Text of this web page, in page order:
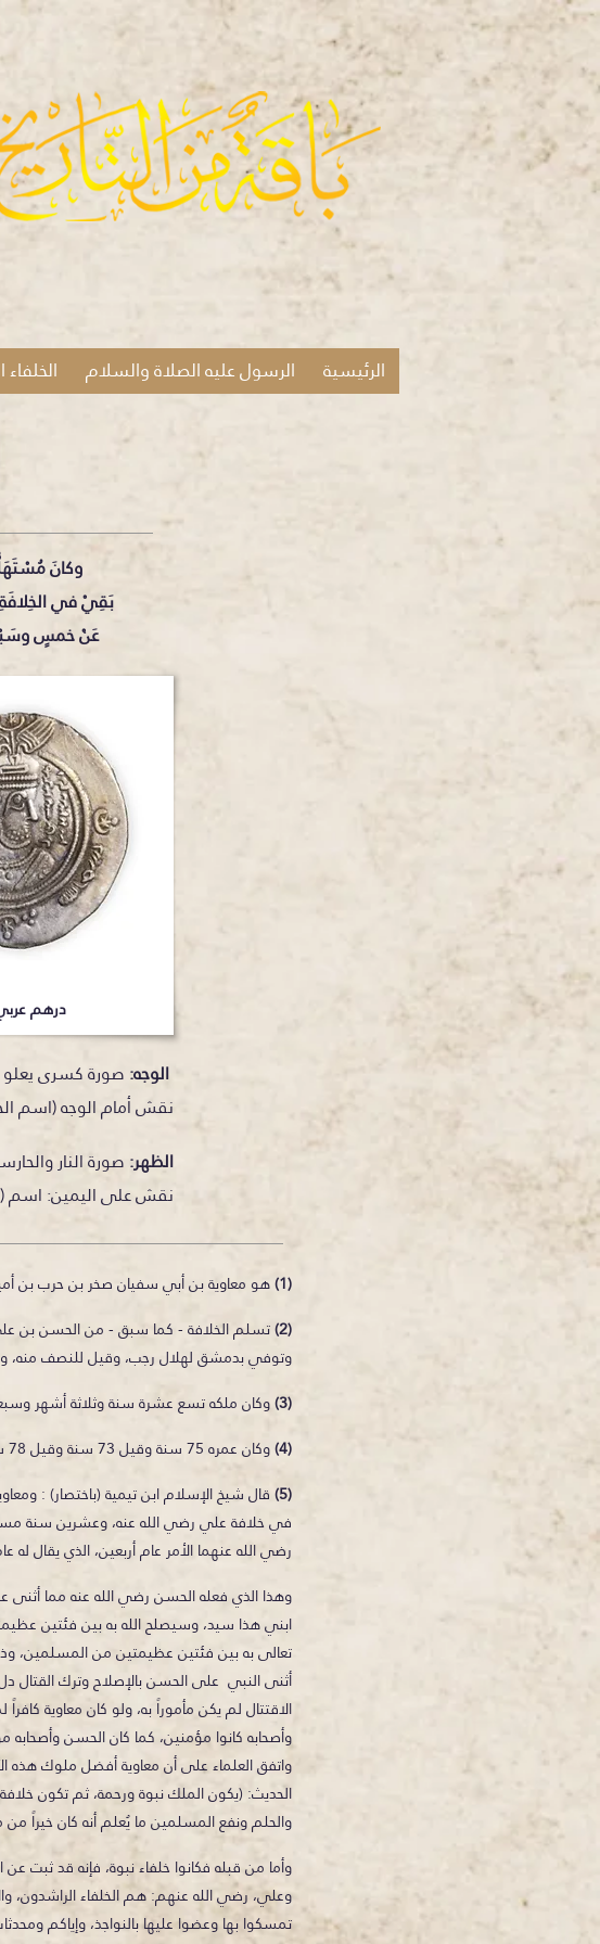
الرسول عليه الصلاة والسلام الرئيسية
وكانَ
بَقِيْ في
عَنْ خمسٍ
درهم
الوجه:صورة كسرى يعلو
نقش أمام الوجه (اسم
الظهر:صورة النار
نقش على اليمين: اسم
(1)
هو معاوية بن أبي سفيان صخر بن حرب بن
(2)
تسلم الخلافة - كما سبق - من الحسن بن علي
وتوفي بدمشق لهلال رجب، وقيل للنصف منه،
(3)
وكان ملكه تسع عشرة سنة وثلاثة أشهر وسبعة
(4)
وكان عمره 75 سنة وقيل 73 سنة وقيل 78 سنة وقيل 85 سنة (الكامل في التاريخ 3/369).
(5)
قال شيخ الإسلام ابن تيمية (باختصار) :
في خلافة علي رضي الله عنه، وعشرين سنة
رضي الله عنهما الأمر عام أربعين، الذي يقال له
وهذا الذي فعله الحسن رضي الله عنه مما أثنى
ابني هذا سيد، وسيصلح الله به بين فئتين
تعالى به بين فئتين عظيمتين من المسلمين،
أثنى النبي على الحسن بالإصلاح وترك القتال
الاقتتال لم يكن مأموراً به، ولو كان معاوية
وأصحابه كانوا مؤمنين، كما كان الحسن
واتفق العلماء على أن معاوية أفضل ملوك هذه
الحديث: (يكون الملك نبوة ورحمة، ثم تكون
والحلم ونفع المسلمين ما يُعلم أنه كان خيراً
وأما من قبله فكانوا خلفاء نبوة، فإنه قد ثبت
وعلي، رضي الله عنهم: هم الخلفاء الراشدون،
تمسكوا بها وعضوا عليها بالنواجذ، وإياكم ومحدثات